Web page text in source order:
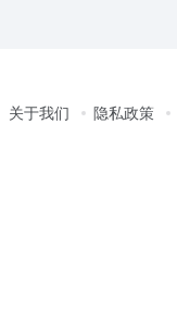
关于我们 隐私政策